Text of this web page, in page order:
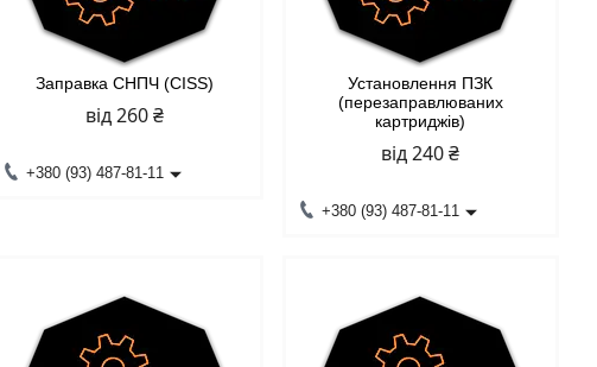
Заправка СНПЧ (CISS)
від 260 ₴
+380 (93) 487-81-11
Установлення ПЗК
(перезаправлюваних
картриджів)
від 240 ₴
+380 (93) 487-81-11